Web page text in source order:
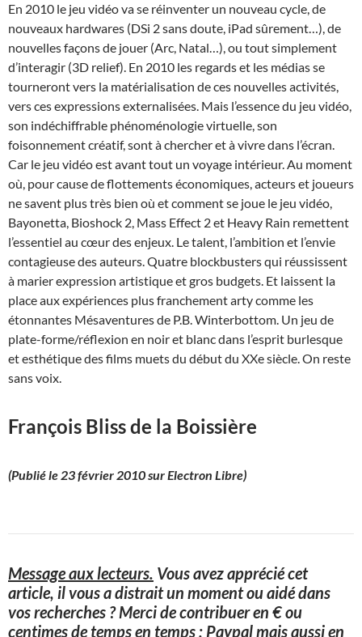
En 2010 le jeu vidéo va se réinventer un nouveau cycle, de
nouveaux hardwares (DSi 2 sans doute, iPad sûrement…), de
nouvelles façons de jouer (Arc, Natal…), ou tout simplement
d’interagir (3D relief). En 2010 les regards et les médias se
tourneront vers la matérialisation de ces nouvelles activités,
vers ces expressions externalisées. Mais l’essence du jeu vidéo,
son indéchiffrable phénoménologie virtuelle, son
foisonnement créatif, sont à chercher et à vivre dans l’écran.
Car le jeu vidéo est avant tout un voyage intérieur. Au moment
où, pour cause de flottements économiques, acteurs et joueurs
ne savent plus très bien où et comment se joue le jeu vidéo,
Bayonetta, Bioshock 2, Mass Effect 2 et Heavy Rain remettent
l’essentiel au cœur des enjeux. Le talent, l’ambition et l’envie
contagieuse des auteurs. Quatre blockbusters qui réussissent
à marier expression artistique et gros budgets. Et laissent la
place aux expériences plus franchement arty comme les
étonnantes Mésaventures de P.B. Winterbottom. Un jeu de
plate-forme/réflexion en noir et blanc dans l’esprit burlesque
et esthétique des films muets du début du XXe siècle. On reste
sans voix.
François Bliss de la Boissière
(Publié le 23 février 2010 sur Electron Libre)
Message aux lecteurs. Vous avez apprécié cet
article, il vous a distrait un moment ou aidé dans
vos recherches ? Merci de contribuer en € ou
centimes de temps en temps : Paypal mais aussi en